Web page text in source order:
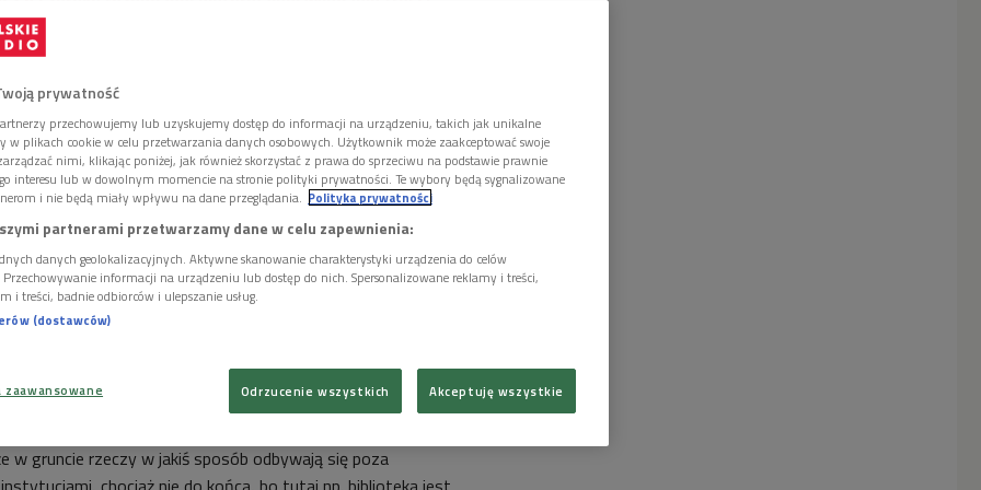
gość: socjolog, antropolog kultury Przemysław
Sygnałach.
dobry.
komentarze przeróżne dotyczące właśnie tego
na zdanie, że to jest taki raport, który jest
i który przedstawia ich w zupełnie innym
inna. Krótko mówiąc, ponieważ jest to ten
czy wymiana treści, może wyjaśnijmy, co to takiego
powiem, że nie będę się odnosił ani do ACTA,
nie wiem, co tam jest w środku, więc w ogóle nie będziemy o
piratów, ponieważ nie odnosiliśmy się do takich aspektów
jak prawa autorskie, po prostu badaliśmy zachowania
że są dosyć powszechne. Nazwaliśmy je
w gruncie rzeczy w jakiś sposób odbywają się poza
prywatność
przechowujemy lub uzyskujemy dostęp do informacji na urządzeniu, takich jak unikalne
w plikach cookie w celu przetwarzania danych osobowych. Użytkownik może zaakceptować swoje
nimi, klikając poniżej, jak również skorzystać z prawa do sprzeciwu na podstawie prawnie
interesu lub w dowolnym momencie na stronie polityki prywatności. Te wybory będą sygnalizowane
i nie będą miały wpływu na dane przeglądania. Polityka prywatności
partnerami przetwarzamy dane w celu zapewnienia:
danych geolokalizacyjnych. Aktywne skanowanie charakterystyki urządzenia do celów
informacji na urządzeniu lub dostęp do nich. Spersonalizowane reklamy i treści,
i treści, badnie odbiorców i ulepszanie usług.
(dostawców)
Odrzucenie wszystkich Akceptuję wszystkie